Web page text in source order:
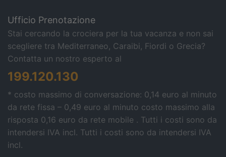
Ufficio Prenotazione
Stai cercando la crociera per la tua vacanza e non sai
scegliere tra Mediterraneo, Caraibi, Fiordi o Grecia?
Contatta un nostro esperto al
199.120.130
* costo massimo di conversazione: 0,14 euro al minuto
da rete fissa – 0,49 euro al minuto costo massimo alla
risposta 0,16 euro da rete mobile . Tutti i costi sono da
intendersi IVA incl. Tutti i costi sono da intendersi IVA
incl.